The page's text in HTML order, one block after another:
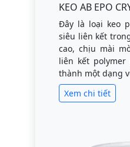
KEO AB EPO
Đây là loại keo
siêu liên kết
cao, chịu mài
liên kết
thành một dạng
Xem chi tiết